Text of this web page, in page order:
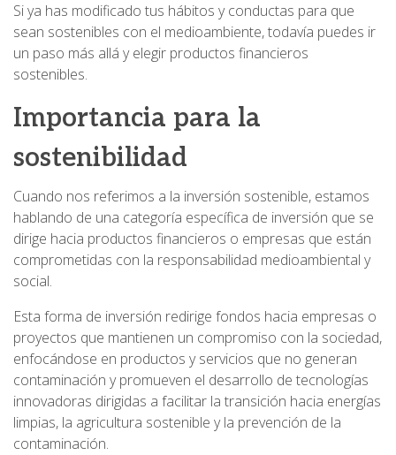
Si ya has modificado tus hábitos y conductas para que
sean sostenibles con el medioambiente, todavía puedes ir
un paso más allá y elegir productos financieros
sostenibles.
Importancia para la
sostenibilidad
Cuando nos referimos a la inversión sostenible, estamos
hablando de una categoría específica de inversión que se
dirige hacia productos financieros o empresas que están
comprometidas con la responsabilidad medioambiental y
social.
Esta forma de inversión redirige fondos hacia empresas o
proyectos que mantienen un compromiso con la sociedad,
enfocándose en productos y servicios que no generan
contaminación y promueven el desarrollo de tecnologías
innovadoras dirigidas a facilitar la transición hacia energías
limpias, la agricultura sostenible y la prevención de la
contaminación.